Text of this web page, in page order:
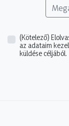
(Kötelező)
az adataim
küldése céljából.